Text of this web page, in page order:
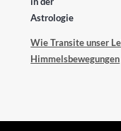
Wie Transite unser
Himmelsbewegungen